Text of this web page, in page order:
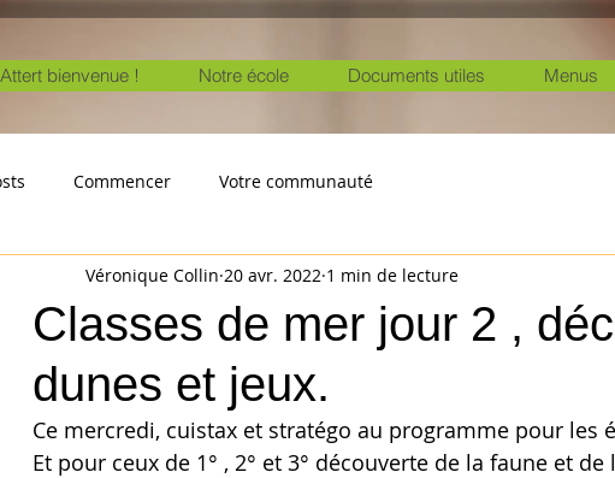
bienvenue ! Notre école Documents utiles Menus
Commencer Votre communauté
Classes de mer jour 2 ,
dunes et jeux.
Véronique Collin 20 avr. 2022 1 min de lecture
Ce mercredi, cuistax et stratégo au programme pour les
Et pour ceux de 1° , 2° et 3° découverte de la faune et